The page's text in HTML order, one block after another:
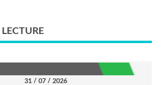
31 / 07 / 2026